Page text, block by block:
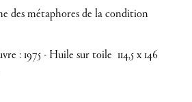
des métaphores de la condition
: 1975 - Huile sur toile 114,5 x 146